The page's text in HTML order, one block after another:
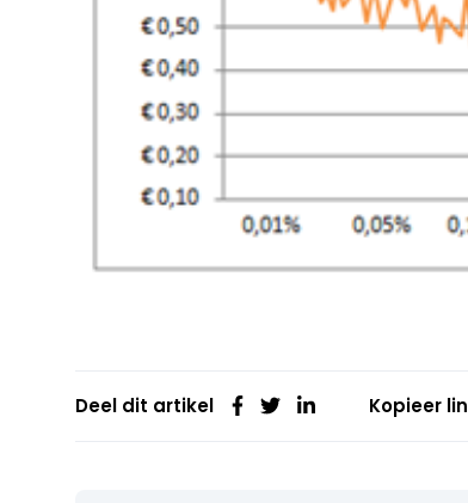
Deel dit artikel Kopieer